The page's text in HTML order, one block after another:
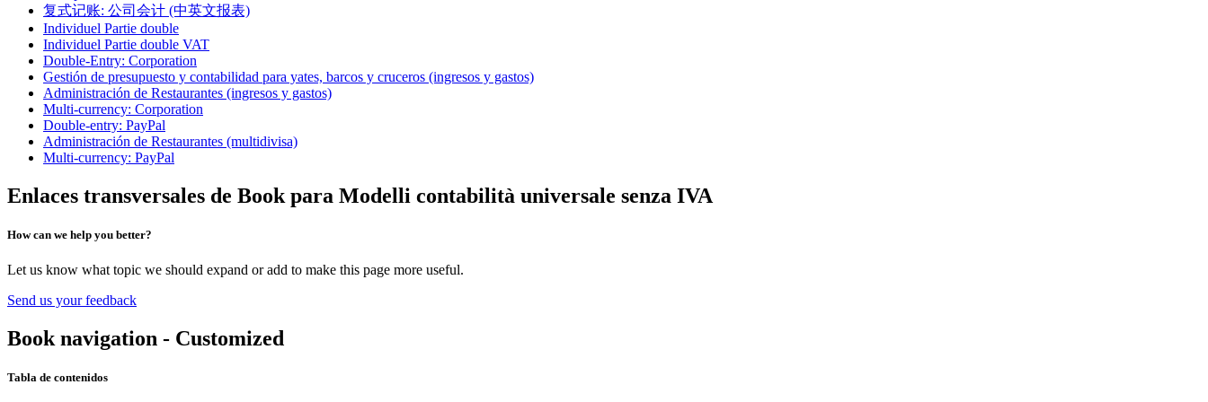
复式记账: 公司会计 (中英文报表)
Individuel Partie double
Individuel Partie double VAT
Double-Entry: Corporation
Gestión de presupuesto y contabilidad para yates, barcos y cruceros (ingresos y gastos)
Administración de Restaurantes (ingresos y gastos)
Multi-currency: Corporation
Double-entry: PayPal
Administración de Restaurantes (multidivisa)
Multi-currency: PayPal
Enlaces transversales de Book para Modelli contabilità universale senza IVA
How can we help you better?
Let us know what topic we should expand or add to make this page more useful.
Send us your feedback
Book navigation - Customized
Tabla de contenidos